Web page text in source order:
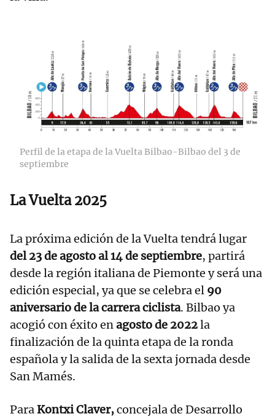
Perfil de la etapa de la Vuelta Bilbao-Bilbao del 3 de
septiembre
La Vuelta 2025
La próxima edición de la Vuelta tendrá lugar
del 23 de agosto al 14 de septiembre, partirá
desde la región italiana de Piemonte y será una
edición especial, ya que se celebra el 90
aniversario de la carrera ciclista. Bilbao ya
acogió con éxito enagosto de 2022la
finalización de la quinta etapa de la ronda
española y la salida de la sexta jornada desde
San Mamés.
ParaKontxi Claver,concejala de Desarrollo